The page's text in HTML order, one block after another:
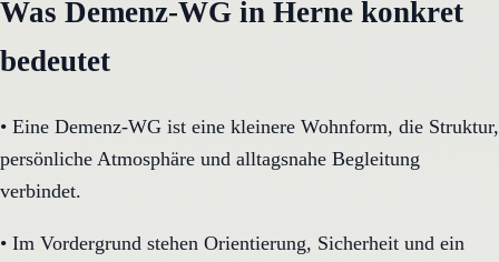
Was Demenz-WG in Herne konkret
bedeutet
• Eine Demenz-WG ist eine kleinere Wohnform, die Struktur,
persönliche Atmosphäre und alltagsnahe Begleitung
verbindet.
• Im Vordergrund stehen Orientierung, Sicherheit und ein